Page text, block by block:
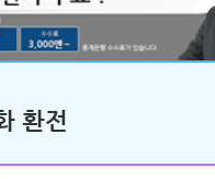
환전